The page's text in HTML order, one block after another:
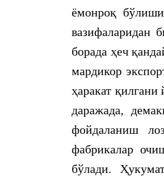
ёмонроқ
вазифаларидан
борада ҳеч
мардикор
ҳаракат
даражада,
фойдаланиш
фабрикалар
бўлади.